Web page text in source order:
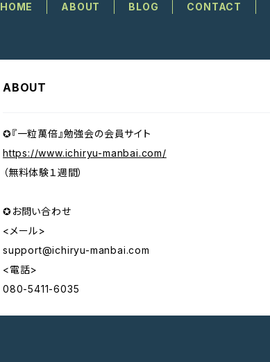
HOME ABOUT BLOG CONTACT
ABOUT
✪『一粒萬倍』勉強会の会員サイト
https://www.ichiryu-manbai.com/
（無料体験１週間）
✪お問い合わせ
<メール>
support@ichiryu-manbai.com
<電話>
080-5411-6035